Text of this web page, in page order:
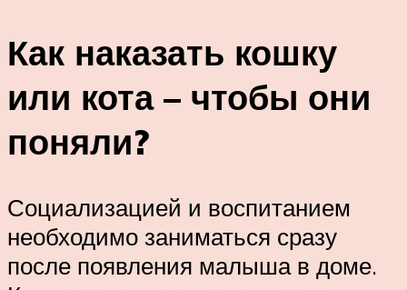
Как наказать кошку
или кота – чтобы они
поняли?
Социализацией и воспитанием
необходимо заниматься сразу
после появления малыша в доме.